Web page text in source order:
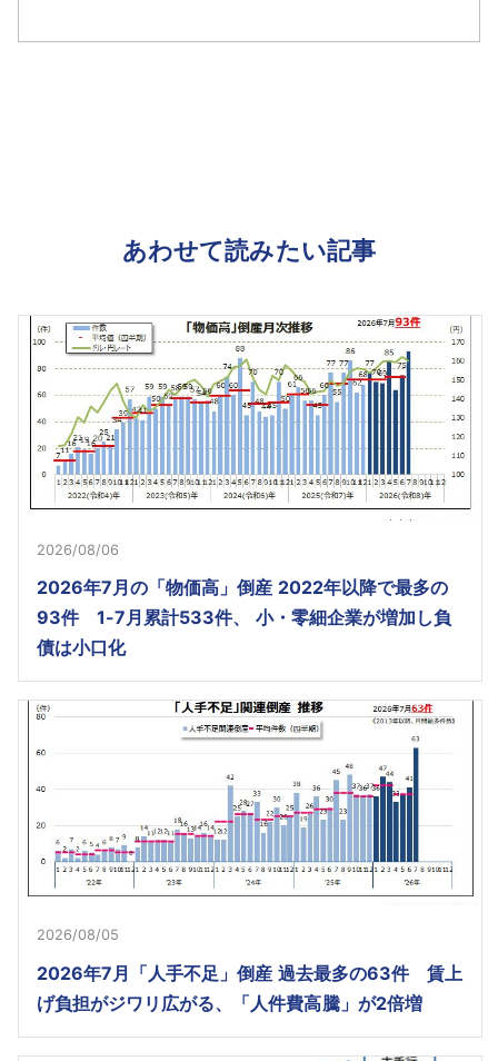
あわせて読みたい記事
2026/08/06
2026年7月の「物価高」倒産 2022年以降で最多の
93件 1-7月累計533件、 小・零細企業が増加し負
債は小口化
2026/08/05
2026年7月「人手不足」倒産 過去最多の63件 賃上
げ負担がジワリ広がる、「人件費高騰」が2倍増